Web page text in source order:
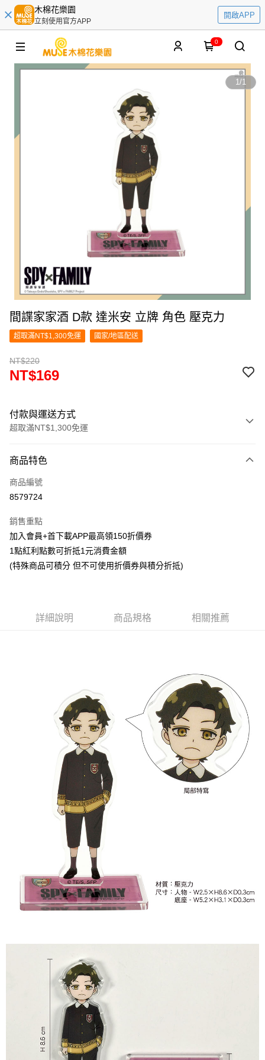
木棉花樂園
立刻使用官方APP
開啟APP
0
1/1
間諜家家酒 D款 達米安 立牌 角色 壓克力
超取滿NT$1,300免運 國家/地區配送
NT$220
NT$169
付款與運送方式
超取滿NT$1,300免運
信用卡一次付款
超商取貨付款
Apple Pay
悠遊付
貨到付款
每筆NT$65，滿NT$1,300(含以上)免運費
付款後全家取貨
每筆NT$65，滿NT$1,300(含以上)免運費
(不開放使用，請勿選取）
每筆NT$9,999
7-11取貨付款
每筆NT$65，滿NT$1,300(含以上)免運費
付款後7-11取貨
每筆NT$65，滿NT$1,300(含以上)免運費
宅配-木棉花樂園專用
每筆NT$100，滿NT$1,300(含以上)免運費
宅配-離島(澎湖/金門/馬祖)-木棉花樂園專用
每筆NT$220
商品特色
商品編號
8579724
銷售重點
加入會員+首下載APP最高領150折價券
1點紅利點數可折抵1元消費金額
(特殊商品可積分 但不可使用折價券與積分折抵)
詳細說明 商品規格 相關推薦